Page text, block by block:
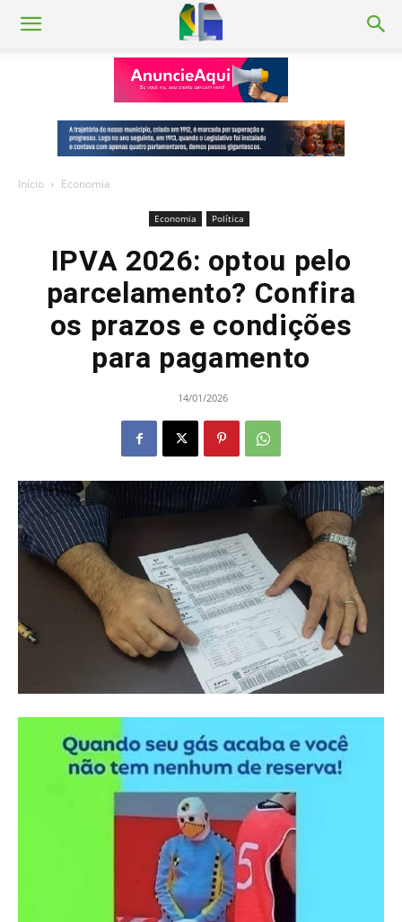
Início Economia
Economia Política
IPVA 2026: optou pelo
parcelamento? Confira
os prazos e condições
para pagamento
14/01/2026